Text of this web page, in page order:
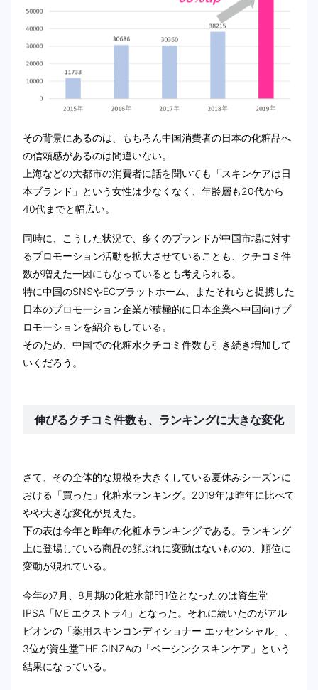
その背景にあるのは、もちろん中国消費者の日本の化粧品へ
の信頼感があるのは間違いない。
上海などの大都市の消費者に話を聞いても「スキンケアは日
本ブランド」という女性は少なくなく、年齢層も20代から
40代までと幅広い。
同時に、こうした状況で、多くのブランドが中国市場に対す
るプロモーション活動を拡大させていることも、クチコミ件
数が増えた一因にもなっているとも考えられる。
特に中国のSNSやECプラットホーム、またそれらと提携した
日本のプロモーション企業が積極的に日本企業へ中国向けプ
ロモーションを紹介もしている。
そのため、中国での化粧水クチコミ件数も引き続き増加して
いくだろう。
伸びるクチコミ件数も、ランキングに大きな変化
さて、その全体的な規模を大きくしている夏休みシーズンに
おける「買った」化粧水ランキング。2019年は昨年に比べて
やや大きな変化が見えた。
下の表は今年と昨年の化粧水ランキングである。ランキング
上に登場している商品の顔ぶれに変動はないものの、順位に
変動が現れている。
今年の7月、8月期の化粧水部門1位となったのは資生堂
IPSA「ME エクストラ4」となった。それに続いたのがアル
ビオンの「薬用スキンコンディショナー エッセンシャル」、
3位が資生堂THE GINZAの「ベーシンクスキンケア」という
結果になっている。